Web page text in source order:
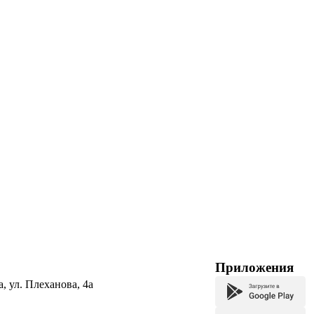
ул. Плеханова, 4а
Приложения